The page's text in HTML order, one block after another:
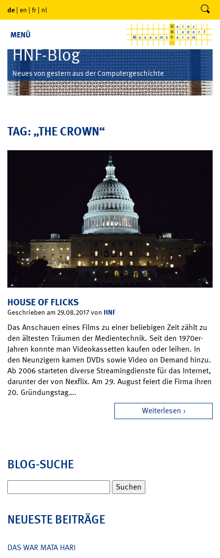
de | en | fr | nl
MENÜ
HNF-Blog
Neues von gestern aus der Computergeschichte
TAG: „THE CROWN“
HOUSE OF FLICKS
Geschrieben am 29.08.2017 von HNF
Das Anschauen eines Films zu einer beliebigen Zeit zählt zu
den ältesten Träumen der Medientechnik. Seit den 1970er-
Jahren konnte man Videokassetten kaufen oder leihen. In
den Neunzigern kamen DVDs sowie Video on Demand hinzu.
Ab 2006 starteten diverse Streamingdienste für das Internet,
darunter der von Nexflix. Am 29. August feiert die Firma ihren
20. Gründungstag….
Weiterlesen
BLOG-SUCHE
nach:
NEUESTE BEITRÄGE
DAS WAR MATA HARI